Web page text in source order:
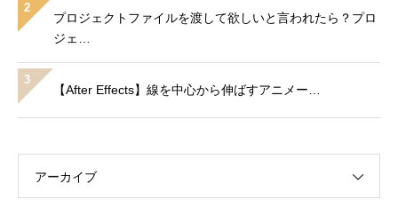
2
プロジェクトファイルを渡して欲しいと言われたら？プロ
ジェ…
3
【After Effects】線を中心から伸ばすアニメー…
アーカイブ